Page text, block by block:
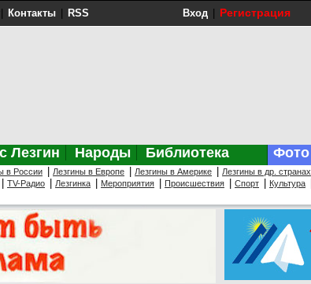
Контакты RSS Вход Регистрация
Лезгин Народы Библиотека Фото
в России Лезгины в Европе Лезгины в Америке Лезгины в др. странах
TV-Радио Лезгинка Мероприятия Происшествия Спорт Культура